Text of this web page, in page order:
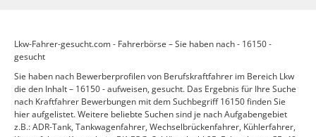
Lkw-Fahrer-gesucht.com - Fahrerbörse – Sie haben nach - 16150 -
gesucht
Sie haben nach Bewerberprofilen von Berufskraftfahrer im Bereich Lkw
die den Inhalt – 16150 - aufweisen, gesucht. Das Ergebnis für Ihre Suche
nach Kraftfahrer Bewerbungen mit dem Suchbegriff 16150 finden Sie
hier aufgelistet. Weitere beliebte Suchen sind je nach Aufgabengebiet
z.B.: ADR-Tank, Tankwagenfahrer, Wechselbrückenfahrer, Kühlerfahrer,